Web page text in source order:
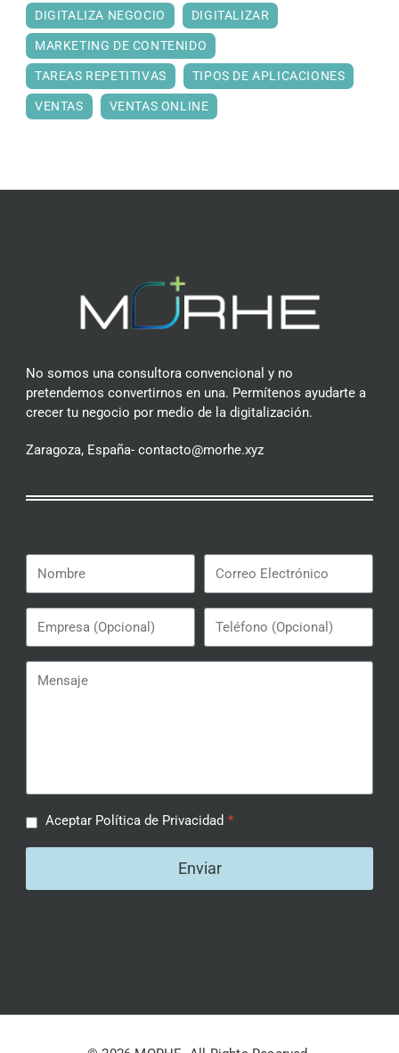
DIGITALIZA NEGOCIO DIGITALIZAR
MARKETING DE CONTENIDO
TAREAS REPETITIVAS TIPOS DE APLICACIONES
VENTAS VENTAS ONLINE
No somos una consultora convencional y no
pretendemos convertirnos en una. Permítenos ayudarte a
crecer tu negocio por medio de la digitalización.
Zaragoza, España- contacto@morhe.xyz
Aceptar Política de Privacidad *
Enviar